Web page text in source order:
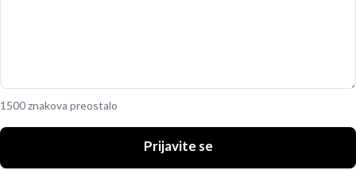
1500 znakova preostalo
Prijavite se